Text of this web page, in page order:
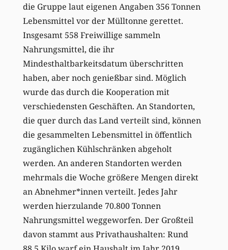
die Gruppe laut eigenen Angaben 356 Tonnen
Lebensmittel vor der Mülltonne gerettet.
Insgesamt 558 Freiwillige sammeln
Nahrungsmittel, die ihr
Mindesthaltbarkeitsdatum überschritten
haben, aber noch genießbar sind. Möglich
wurde das durch die Kooperation mit
verschiedensten Geschäften. An Standorten,
die quer durch das Land verteilt sind, können
die gesammelten Lebensmittel in öffentlich
zugänglichen Kühlschränken abgeholt
werden. An anderen Standorten werden
mehrmals die Woche größere Mengen direkt
an Abnehmer*innen verteilt. Jedes Jahr
werden hierzulande 70.800 Tonnen
Nahrungsmittel weggeworfen. Der Großteil
davon stammt aus Privathaushalten: Rund